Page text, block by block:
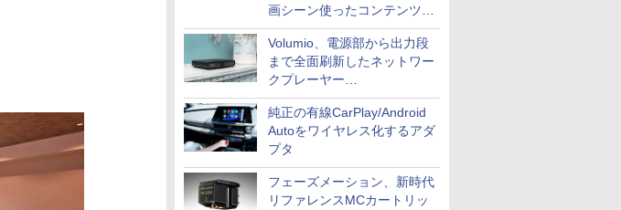
画シーン使ったコンテンツ制
作、Disney+にも配信
Volumio、電源部から出力段
まで全面刷新したネットワー
クプレーヤー
「Primo（2026）」
純正の有線CarPlay/Android
Autoをワイヤレス化するアダ
プタ
フェーズメーション、新時代
リファレンスMCカートリッ